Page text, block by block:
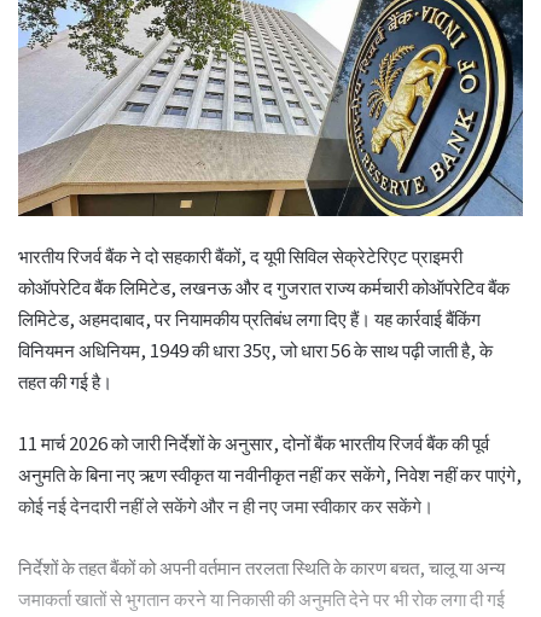
भारतीय रिजर्व बैंक ने दो सहकारी बैंकों, द यूपी सिविल सेक्रेटेरिएट प्राइमरी
कोऑपरेटिव बैंक लिमिटेड, लखनऊ और द गुजरात राज्य कर्मचारी कोऑपरेटिव बैंक
लिमिटेड, अहमदाबाद, पर नियामकीय प्रतिबंध लगा दिए हैं। यह कार्रवाई बैंकिंग
विनियमन अधिनियम, 1949 की धारा 35ए, जो धारा 56 के साथ पढ़ी जाती है, के
तहत की गई है।
11 मार्च 2026 को जारी निर्देशों के अनुसार, दोनों बैंक भारतीय रिजर्व बैंक की पूर्व
अनुमति के बिना नए ऋण स्वीकृत या नवीनीकृत नहीं कर सकेंगे, निवेश नहीं कर पाएंगे,
कोई नई देनदारी नहीं ले सकेंगे और न ही नए जमा स्वीकार कर सकेंगे।
निर्देशों के तहत बैंकों को अपनी वर्तमान तरलता स्थिति के कारण बचत, चालू या अन्य
जमाकर्ता खातों से भुगतान करने या निकासी की अनुमति देने पर भी रोक लगा दी गई